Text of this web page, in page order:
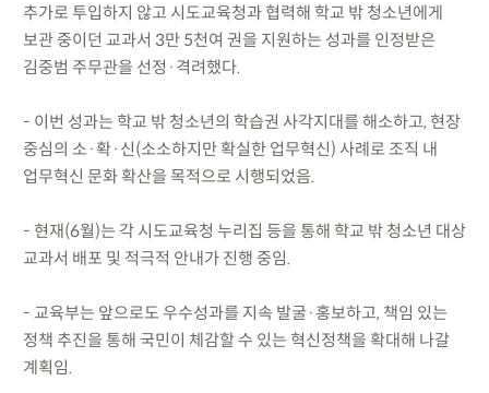
추가로 투입하지 않고 시도교육청과 협력해 학교 밖 청소년에게
보관 중이던 교과서 3만 5천여 권을 지원하는 성과를 인정받은
김중범 주무관을 선정·격려했다.
- 이번 성과는 학교 밖 청소년의 학습권 사각지대를 해소하고, 현장
중심의 소·확·신(소소하지만 확실한 업무혁신) 사례로 조직 내
업무혁신 문화 확산을 목적으로 시행되었음.
- 현재(6월)는 각 시도교육청 누리집 등을 통해 학교 밖 청소년 대상
교과서 배포 및 적극적 안내가 진행 중임.
- 교육부는 앞으로도 우수성과를 지속 발굴·홍보하고, 책임 있는
정책 추진을 통해 국민이 체감할 수 있는 혁신정책을 확대해 나갈
계획임.